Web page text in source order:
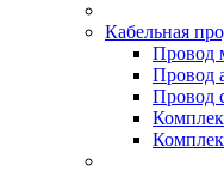
Кабельная
Провод
Провод
Провод